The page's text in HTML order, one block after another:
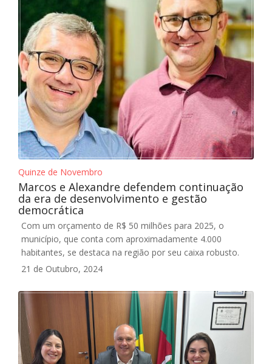
Quinze de Novembro
Marcos e Alexandre defendem continuação
da era de desenvolvimento e gestão
democrática
Com um orçamento de R$ 50 milhões para 2025, o
município, que conta com aproximadamente 4.000
habitantes, se destaca na região por seu caixa robusto.
21 de Outubro, 2024